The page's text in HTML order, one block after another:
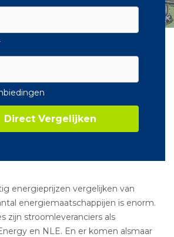
Direct Vergelijken
energieprijzen vergelijken van
energiemaatschappijen is enorm.
zijn stroomleveranciers als
en NLE. En er komen alsmaar